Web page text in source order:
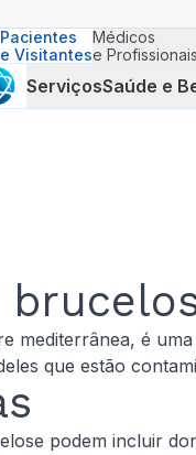
Pacientes
e Visitantes
Médicos
e
ServiçosSaúde e
mediterrânea, é
que estão
podem incluir